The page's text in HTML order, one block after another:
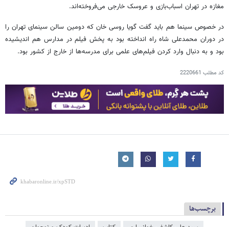
مغازه در تهران اسباب‌بازی و عروسک خارجی می‌فروخته‌اند.
در خصوص سینما هم باید گفت گویا روسی خان که دومین سالن سینمای تهران را
در دوران محمدعلی شاه راه انداخته بود به پخش فیلم در مدارس هم اندیشیده
بود و به دنبال وارد کردن فیلم‌های علمی برای مدرسه‌ها از خارج از کشور بود.
کد مطلب 2220661
برچسب‌ها